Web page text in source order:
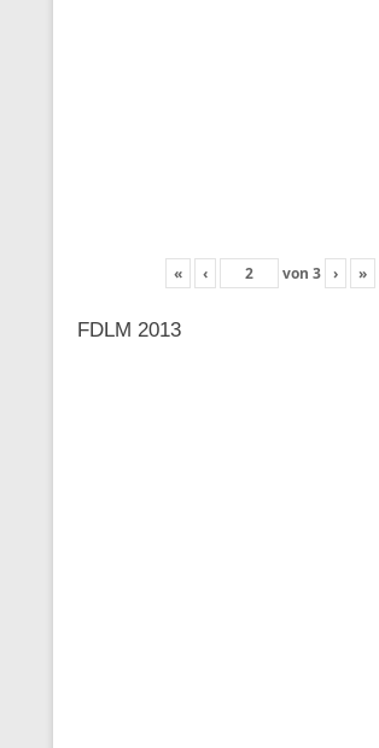
« ‹ von 3 › »
FDLM 2013